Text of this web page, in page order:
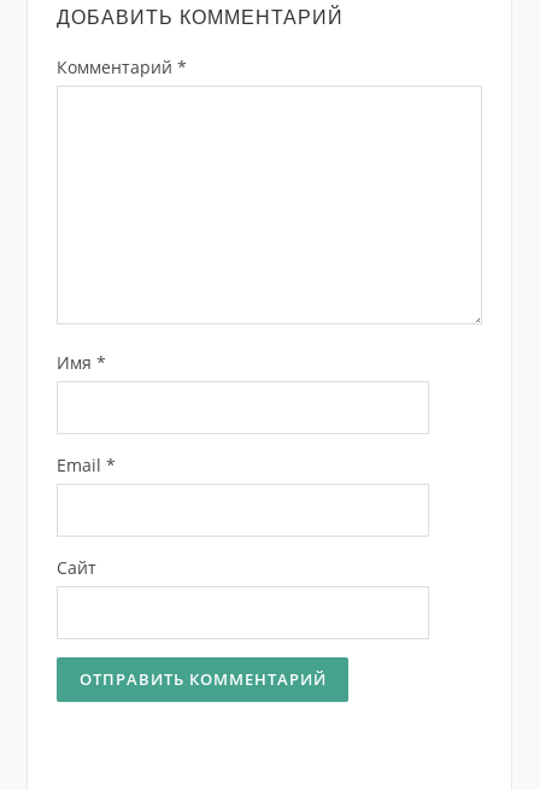
ДОБАВИТЬ КОММЕНТАРИЙ
Комментарий *
Имя *
Email *
Сайт